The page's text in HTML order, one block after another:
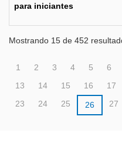
para iniciantes
Mostrando 15 de 452
1 2 3 4 5 6
13
14 15 16 17
23
24 25 26 27